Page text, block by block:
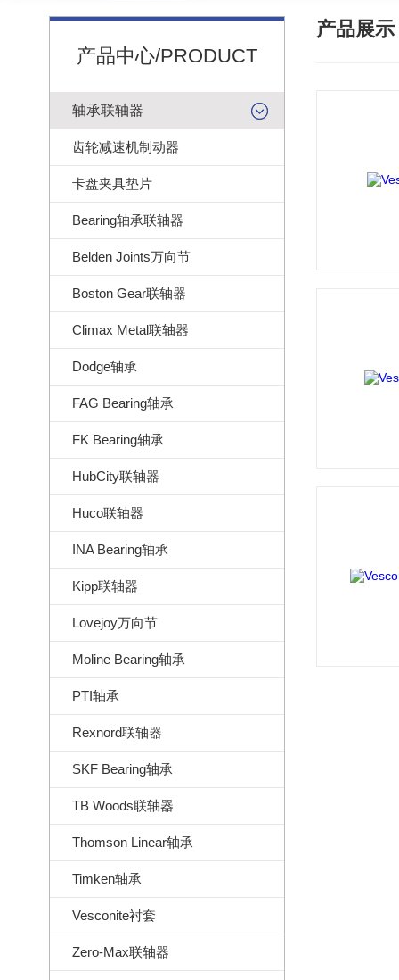
产品中心/PRODUCT
轴承联轴器
齿轮减速机制动器
卡盘夹具垫片
Bearing轴承联轴器
Belden Joints万向节
Boston Gear联轴器
Climax Metal联轴器
Dodge轴承
FAG Bearing轴承
FK Bearing轴承
HubCity联轴器
Huco联轴器
INA Bearing轴承
Kipp联轴器
Lovejoy万向节
Moline Bearing轴承
PTI轴承
Rexnord联轴器
SKF Bearing轴承
TB Woods联轴器
Thomson Linear轴承
Timken轴承
Vesconite衬套
Zero-Max联轴器
产品展示